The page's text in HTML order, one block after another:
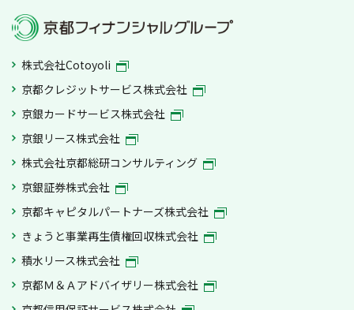
株式会社Cotoyoli
京都クレジットサービス株式会社
京銀カードサービス株式会社
京銀リース株式会社
株式会社京都総研コンサルティング
京銀証券株式会社
京都キャピタルパートナーズ株式会社
きょうと事業再生債権回収株式会社
積水リース株式会社
京都Ｍ＆Ａアドバイザリー株式会社